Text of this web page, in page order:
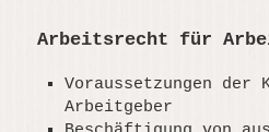
Arbeitsrecht für
Voraussetzungen der
Arbeitgeber